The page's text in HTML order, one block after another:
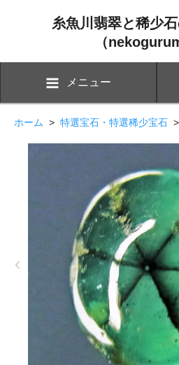
糸魚川翡翠と稀少
（
メニュー
ホーム > 特選宝石・特選稀少宝石 >